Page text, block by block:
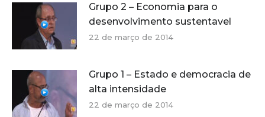
Grupo 2 – Economia para o
desenvolvimento sustentavel
22 de março de 2014
Grupo 1 – Estado e democracia de
alta intensidade
22 de março de 2014